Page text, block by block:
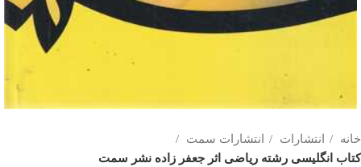
خانه انتشارات
انتشارات سمت
کتاب انگلیسی رشته ریاضی اثر جعفر زاده نشر سمت